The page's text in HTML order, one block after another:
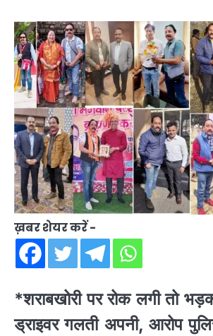
ख़बर शेयर करें -
*शराबखोरी पर रोक लगी तो
ड्राइवर गलती अपनी, आरोप